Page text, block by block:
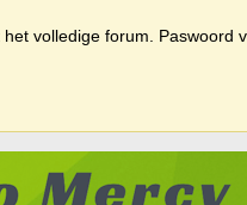
volledige forum. Paswoord